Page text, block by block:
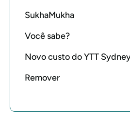
SukhaMukha
Você sabe?
Novo custo do YTT
Remover